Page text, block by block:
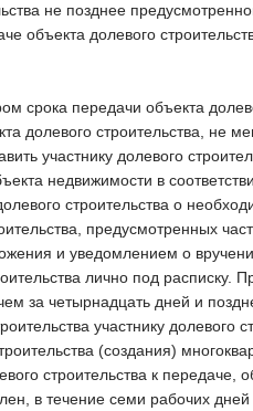
не позднее
объекта долевого
срока передачи объекта
долевого строительства, не
участнику долевого
недвижимости в
строительства о
предусмотренных
и уведомлением о
лично под расписку.
за четырнадцать дней и
участнику долевого
(создания)
строительства к передаче,
в течение семи рабочих